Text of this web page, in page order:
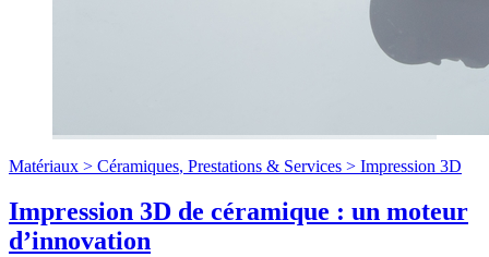
Matériaux > Céramiques, Prestations & Services > Impression 3D
Impression 3D de céramique : un moteur
d’innovation